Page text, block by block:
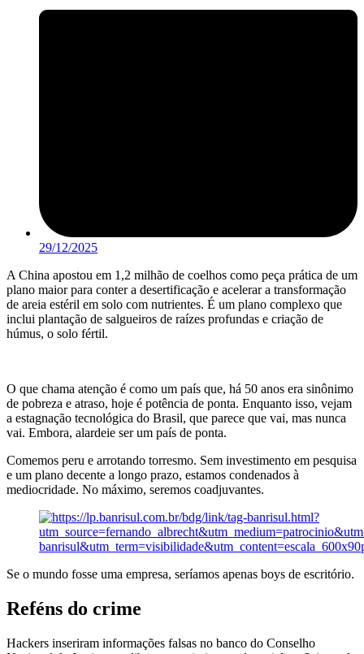
29/12/2025
A China apostou em 1,2 milhão de coelhos como peça prática de um
plano maior para conter a desertificação e acelerar a transformação
de areia estéril em solo com nutrientes. É um plano complexo que
inclui plantação de salgueiros de raízes profundas e criação de
húmus, o solo fértil.
O que chama atenção é como um país que, há 50 anos era sinônimo
de pobreza e atraso, hoje é potência de ponta. Enquanto isso, vejam
a estagnação tecnológica do Brasil, que parece que vai, mas nunca
vai. Embora, alardeie ser um país de ponta.
Comemos peru e arrotando torresmo. Sem investimento em pesquisa
e um plano decente a longo prazo, estamos condenados à
mediocridade. No máximo, seremos coadjuvantes.
Se o mundo fosse uma empresa, seríamos apenas boys de escritório.
Reféns do crime
Hackers inseriram informações falsas no banco do Conselho